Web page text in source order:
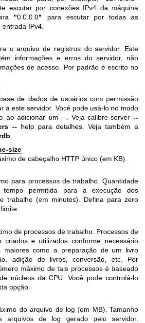
escutar por conexões IPv4 da máquina
"0.0.0.0" para escutar por todas as
IPv4.
o arquivo de registros do servidor. Este
informações e erros do servidor, não
de acesso. Por padrão é escrito no
de dados de usuários com permissão
a este servidor. Você pode usá-lo no modo
ao adicionar um --. Veja calibre-server --
-- help para detalhes. Veja também a
.
size
de cabeçalho HTTP único (em KB).
para processos de trabalho. Quantidade
tempo permitida para a execução dos
trabalho (em minutos). Defina para zero
de processos de trabalho. Processos de
criados e utilizados conforme necessário
maiores como a preparação de um livro
adição de livros, conversão, etc. Por
máximo de tais processos é baseado
núcleos da CPU. Você pode controlá-lo
opção.
do arquivo de log (em MB). Tamanho
arquivos de log gerado pelo servidor.